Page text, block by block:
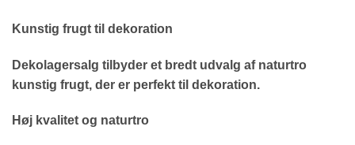
Kunstig frugt til dekoration
Dekolagersalg tilbyder et bredt udvalg af naturtro
kunstig frugt, der er perfekt til dekoration.
Høj kvalitet og naturtro